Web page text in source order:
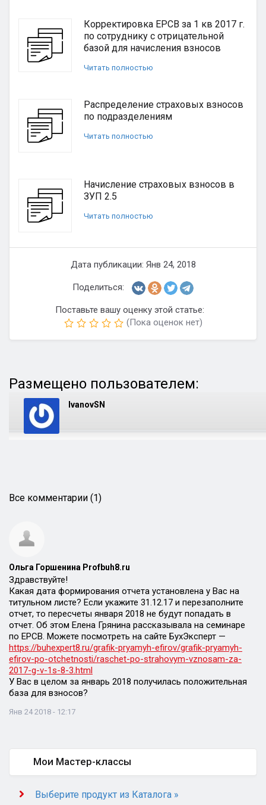
Корректировка ЕРСВ за 1 кв 2017 г.
по сотруднику с отрицательной
базой для начисления взносов
Читать полностью
Распределение страховых взносов
по подразделениям
Читать полностью
Начисление страховых взносов в
ЗУП 2.5
Читать полностью
Дата публикации: Янв 24, 2018
Поделиться:
Поставьте вашу оценку этой статье:
(Пока оценок нет)
Размещено пользователем:
IvanovSN
Все комментарии (1)
Ольга Горшенина Profbuh8.ru
Здравствуйте!
Какая дата формирования отчета установлена у Вас на
титульном листе? Если укажите 31.12.17 и перезаполните
отчет, то пересчеты января 2018 не будут попадать в
отчет. Об этом Елена Грянина рассказывала на семинаре
по ЕРСВ. Можете посмотреть на сайте БухЭксперт —
https://buhexpert8.ru/grafik-pryamyh-efirov/grafik-pryamyh-
efirov-po-otchetnosti/raschet-po-strahovym-vznosam-za-
2017-g-v-1s-8-3.html
У Вас в целом за январь 2018 получилась положительная
база для взносов?
Янв 24 2018 - 12:17
Мои Мастер-классы
Выберите продукт из Каталога »